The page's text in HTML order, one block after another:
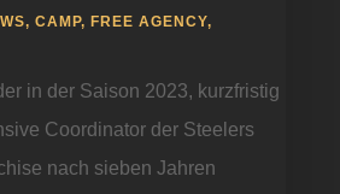
, CAMP, FREE AGENCY,
in der Saison 2023, kurzfristig
Coordinator der Steelers
nach sieben Jahren